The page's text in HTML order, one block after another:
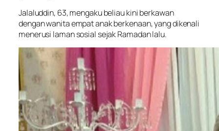
Jalaluddin, 63, mengaku beliau kini berkawan
dengan wanita empat anak berkenaan, yang dikenali
menerusi laman sosial sejak Ramadan lalu.